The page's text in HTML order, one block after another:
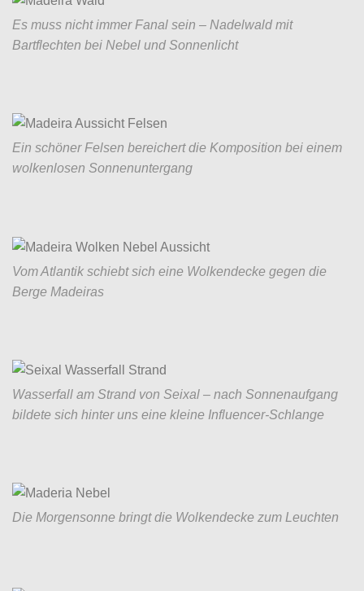
Es muss nicht immer Fanal sein – Nadelwald mit
Bartflechten bei Nebel und Sonnenlicht
Ein schöner Felsen bereichert die Komposition bei einem
wolkenlosen Sonnenuntergang
Vom Atlantik schiebt sich eine Wolkendecke gegen die
Berge Madeiras
Wasserfall am Strand von Seixal – nach Sonnenaufgang
bildete sich hinter uns eine kleine Influencer-Schlange
Die Morgensonne bringt die Wolkendecke zum Leuchten